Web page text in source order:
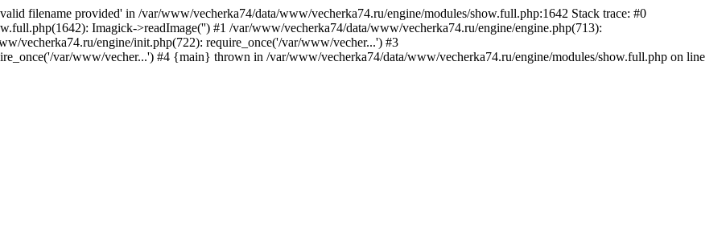
filename provided' in /var/www/vecherka74/data/www/vecherka74.ru/engine/modules/show.full.php:1642 Stack trace: #0
Imagick->readImage('') #1 /var/www/vecherka74/data/www/vecherka74.ru/engine/engine.php(713):
vecherka74.ru/engine/init.php(722): require_once('/var/www/vecher...') #3
var/www/vecher...') #4 {main} thrown in /var/www/vecherka74/data/www/vecherka74.ru/engine/modules/show.full.php on line